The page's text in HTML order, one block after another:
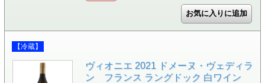
【冷蔵】
ヴィオニエ 2021 ドメーヌ・ヴェディラ
ン フランス ラングドック 白ワイン